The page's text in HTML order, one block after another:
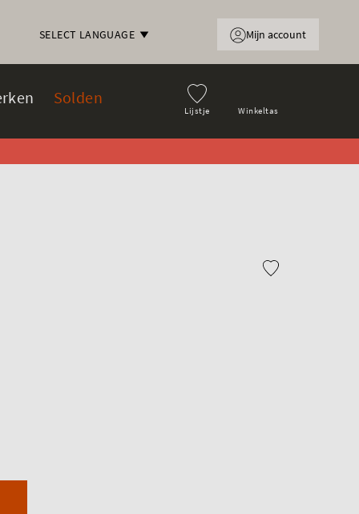
SELECT LANGUAGE
Lijstje Winkeltas
Solden
Mijn account